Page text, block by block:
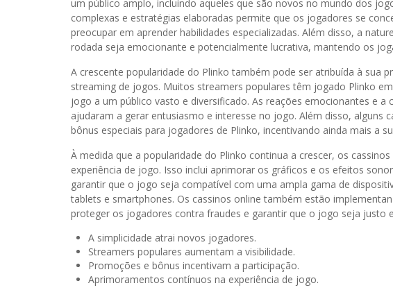
um público amplo, incluindo aqueles que são novos no mundo dos
complexas e estratégias elaboradas permite que os jogadores se
preocupar em aprender habilidades especializadas. Além disso, a
rodada seja emocionante e potencialmente lucrativa, mantendo os
A crescente popularidade do Plinko também pode ser atribuída à sua
streaming de jogos. Muitos streamers populares têm jogado Plinko
jogo a um público vasto e diversificado. As reações emocionantes e
ajudaram a gerar entusiasmo e interesse no jogo. Além disso, alguns
bônus especiais para jogadores de Plinko, incentivando ainda mais a
À medida que a popularidade do Plinko continua a crescer, os
experiência de jogo. Isso inclui aprimorar os gráficos e os efeitos
garantir que o jogo seja compatível com uma ampla gama de
tablets e smartphones. Os cassinos online também estão
proteger os jogadores contra fraudes e garantir que o jogo seja justo
A simplicidade atrai novos jogadores.
Streamers populares aumentam a visibilidade.
Promoções e bônus incentivam a participação.
Aprimoramentos contínuos na experiência de jogo.